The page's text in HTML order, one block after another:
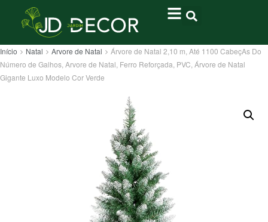
Início Natal Arvore de Natal
Árvore de Natal 2,10 m, Até 1100 CabeçAs Do
Número de Galhos, Arvore de Natal, Ferro Reforçada, PVC, Árvore de Natal
Gigante Luxo Modelo Cor Verde